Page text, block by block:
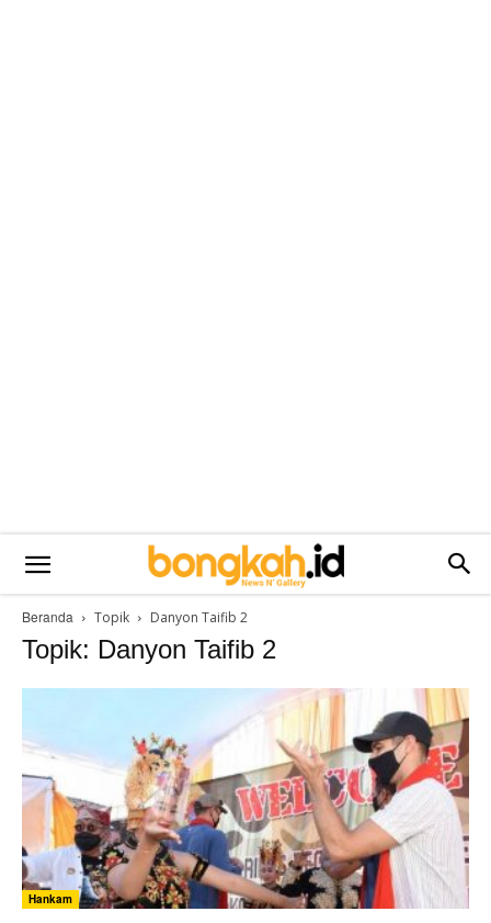
Beranda Topik Danyon Taifib 2
Topik: Danyon Taifib 2
Hankam